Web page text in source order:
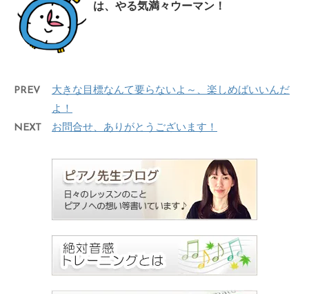
は、やる気満々ウーマン！
PREV
大きな目標なんて要らないよ～、楽しめばいいんだ
よ！
NEXT
お問合せ、ありがとうございます！